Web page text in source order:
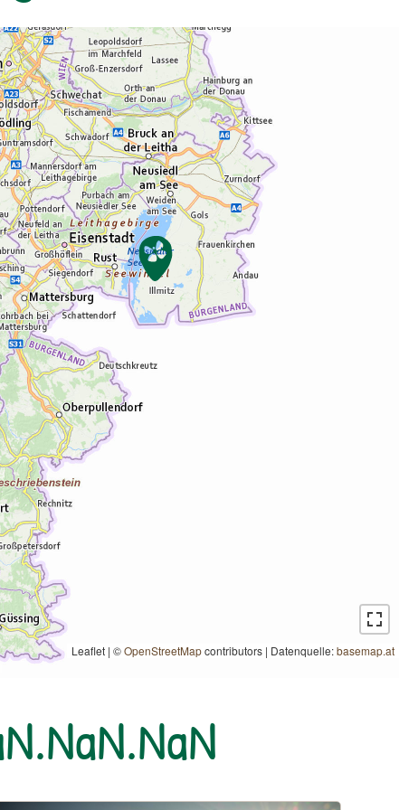
Leaflet | ©OpenStreetMapcontributors | Datenquelle:basemap.at